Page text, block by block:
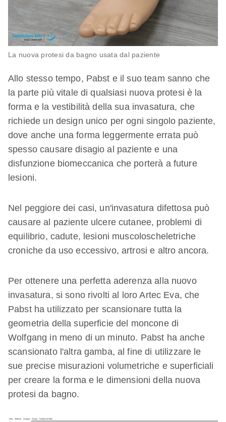
La nuova protesi da bagno usata dal paziente
Allo stesso tempo, Pabst e il suo team sanno che
la parte più vitale di qualsiasi nuova protesi è la
forma e la vestibilità della sua invasatura, che
richiede un design unico per ogni singolo paziente,
dove anche una forma leggermente errata può
spesso causare disagio al paziente e una
disfunzione biomeccanica che porterà a future
lesioni.
Nel peggiore dei casi, un'invasatura difettosa può
causare al paziente ulcere cutanee, problemi di
equilibrio, cadute, lesioni muscoloscheletriche
croniche da uso eccessivo, artrosi e altro ancora.
Per ottenere una perfetta aderenza alla nuovo
invasatura, si sono rivolti al loro Artec Eva, che
Pabst ha utilizzato per scansionare tutta la
geometria della superficie del moncone di
Wolfgang in meno di un minuto. Pabst ha anche
scansionato l'altra gamba, al fine di utilizzare le
sue precise misurazioni volumetriche e superficiali
per creare la forma e le dimensioni della nuova
protesi da bagno.